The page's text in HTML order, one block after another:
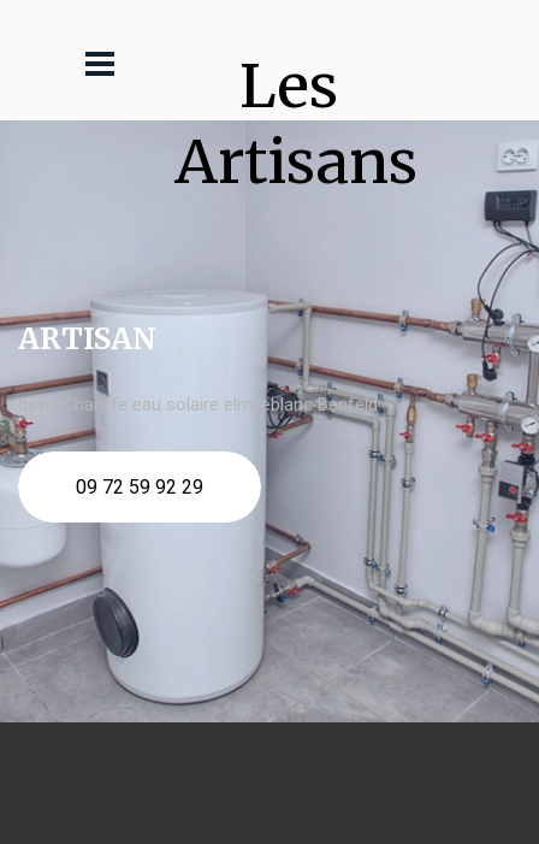
Les
Artisans
ARTISAN
devis Chauffe eau solaire elm leblanc Benfeld
09 72 59 92 29